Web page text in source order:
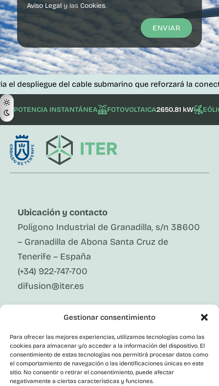
Gestionar consentimiento
Para ofrecer las mejores experiencias, utilizamos tecnologías como las
cookies para almacenar y/o acceder a la información del dispositivo. El
consentimiento de estas tecnologías nos permitirá procesar datos como
el comportamiento de navegación o las identificaciones únicas en este
sitio. No consentir o retirar el consentimiento, puede afectar
negativamente a ciertas características y funciones.
Aviso Legal y las Cookies.
ENVIAR
del cable submarino que reforzará la
POTENCIA INSTANTÁNEA FOTOVOLTAICA2650.81 kW
Ubicación y contacto
Polígono Industrial de Granadilla, s/n 38600
– Granadilla de Abona Santa Cruz de
Tenerife – España
(+34) 922-747-700
difusion@iter.es
X
Instagram
Youtube
Corporativo
Contacto